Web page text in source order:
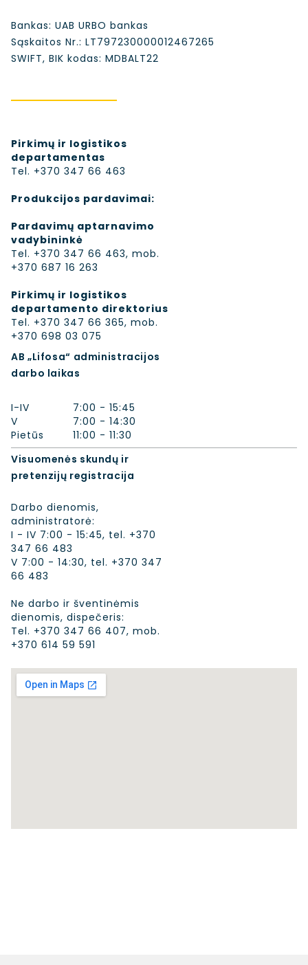
Bankas: UAB URBO bankas
Sąskaitos Nr.: LT797230000012467265
SWIFT, BIK kodas: MDBALT22
Pirkimų ir logistikos
departamentas
Tel. +370 347 66 463
Produkcijos pardavimai:
Pardavimų aptarnavimo
vadybininkė
Tel. +370 347 66 463, mob.
+370 687 16 263
Pirkimų ir logistikos
departamento direktorius
Tel. +370 347 66 365, mob.
+370 698 03 075
AB „Lifosa“ administracijos
darbo laikas
I-IV
V
Pietūs
7:00 - 15:45
7:00 - 14:30
11:00 - 11:30
Visuomenės skundų ir
pretenzijų registracija
Darbo dienomis,
administratorė:
I - IV 7:00 - 15:45, tel. +370
347 66 483
V 7:00 - 14:30, tel. +370 347
66 483
Ne darbo ir šventinėmis
dienomis, dispečeris:
Tel. +370 347 66 407​, mob.
+370 614 59 591